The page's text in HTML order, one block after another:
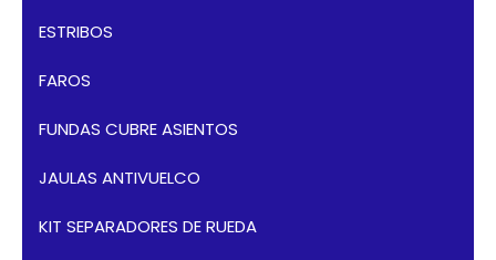
ESTRIBOS
FAROS
FUNDAS CUBRE ASIENTOS
JAULAS ANTIVUELCO
KIT SEPARADORES DE RUEDA